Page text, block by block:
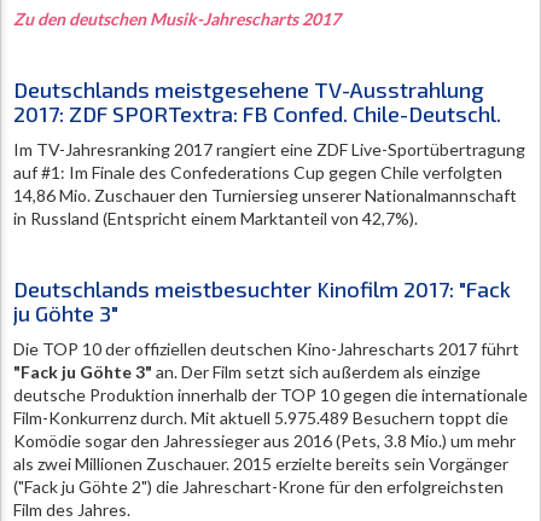
Zu den deutschen Musik-Jahrescharts 2017
Deutschlands meistgesehene TV-Ausstrahlung
2017: ZDF SPORTextra: FB Confed. Chile-Deutschl.
Im TV-Jahresranking 2017 rangiert eine ZDF Live-Sportübertragung
auf #1: Im Finale des Confederations Cup gegen Chile verfolgten
14,86 Mio. Zuschauer den Turniersieg unserer Nationalmannschaft
in Russland (Entspricht einem Marktanteil von 42,7%).
Deutschlands meistbesuchter Kinofilm 2017: "Fack
ju Göhte 3"
Die TOP 10 der offiziellen deutschen Kino-Jahrescharts 2017 führt
"Fack ju Göhte 3" an. Der Film setzt sich außerdem als einzige
deutsche Produktion innerhalb der TOP 10 gegen die internationale
Film-Konkurrenz durch. Mit aktuell 5.975.489 Besuchern toppt die
Komödie sogar den Jahressieger aus 2016 (Pets, 3.8 Mio.) um mehr
als zwei Millionen Zuschauer. 2015 erzielte bereits sein Vorgänger
("Fack ju Göhte 2") die Jahreschart-Krone für den erfolgreichsten
Film des Jahres.